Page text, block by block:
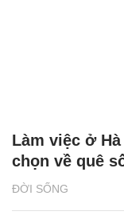
ĐỜI SỐNG
Làm việc ở
chọn về quê